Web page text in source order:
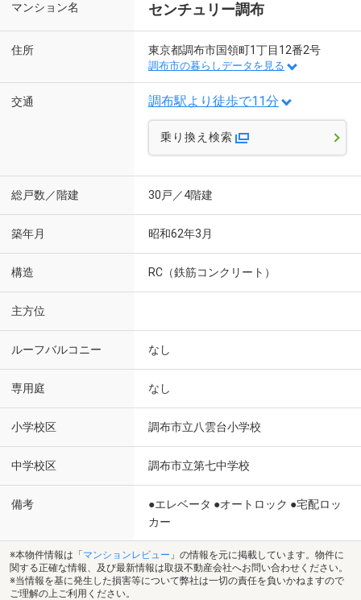
マンション名 センチュリー調布
住所 東京都調布市国領町1丁目12番2号
調布市の暮らしデータを見る
交通 調布駅より徒歩で11分
乗り換え検索
総戸数／階建 30戸／4階建
築年月 昭和62年3月
構造 RC（鉄筋コンクリート）
主方位
ルーフバルコニー なし
専用庭 なし
小学校区 調布市立八雲台小学校
中学校区 調布市立第七中学校
備考
●エレベータ ●オートロック ●宅配ロッ
カー
※本物件情報は「 マンションレビュー 」の情報を元に掲載しています。物件に
関する正確な情報、及び最新情報は取扱不動産会社へお問い合わせください。
※当情報を基に発生した損害等について弊社は一切の責任を負いかねますので
ご理解の上ご利用ください。